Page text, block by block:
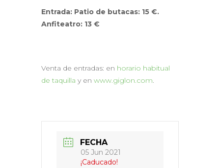
Entrada: Patio de butacas: 15 €.
Anfiteatro: 13 €
Venta de entradas: en horario habitual
de taquilla y en www.giglon.com.
FECHA
05 Jun 2021
¡Caducado!